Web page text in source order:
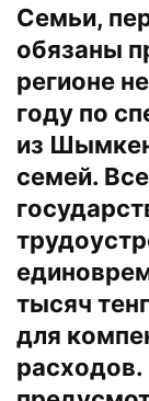
Семьи,
обязаны
регионе
году по
из
семей.
тысяч
для